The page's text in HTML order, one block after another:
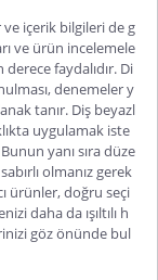
içerik bilgileri de g
ve ürün incelemele
faydalıdır. Di
denemeler y
tanır. Diş beyazl
uygulamak iste
yanı sıra düze
olmanız gerek
ürünler, doğru seçi
daha da ışıltılı h
göz önünde bul